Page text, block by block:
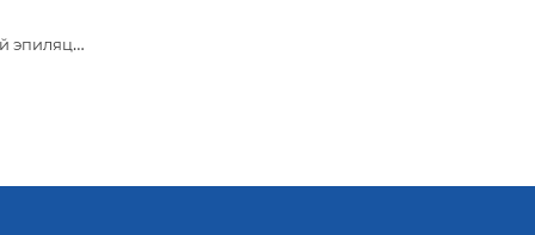
ГП Гель для лазерной эпиляции Beajoy средней вязкости 5 кг